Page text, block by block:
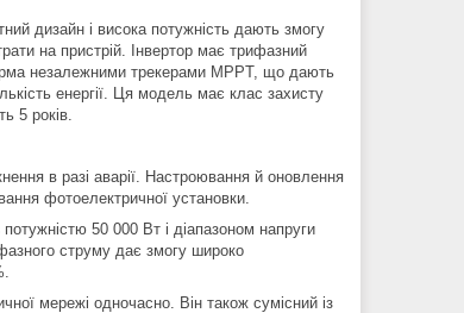
дизайн і висока потужність дають змогу
на пристрій. Інвертор має трифазний
незалежними трекерами MPPT, що дають
енергії. Ця модель має клас захисту
5 років.
в разі аварії. Настроювання й оновлення
фотоелектричної установки.
50 000 Вт і діапазоном напруги
струму дає змогу широко
мережі одночасно. Він також сумісний із